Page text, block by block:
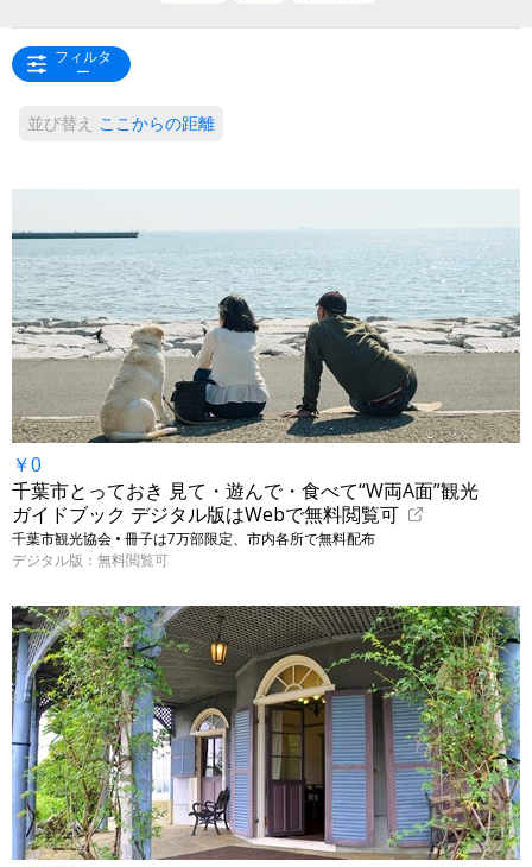
フィルタ
ー
並び替え ここからの距離
￥0
千葉市とっておき 見て・遊んで・食べて“W両A面”観光
ガイドブック デジタル版はWebで無料閲覧可
千葉市観光協会 • 冊子は7万部限定、市内各所で無料配布
デジタル版：無料閲覧可